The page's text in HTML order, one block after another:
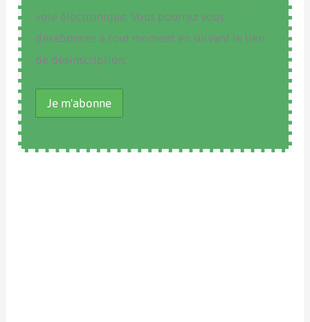
voie électronique. Vous pourrez vous
désabonner à tout moment en suivant le lien
de désinscription.